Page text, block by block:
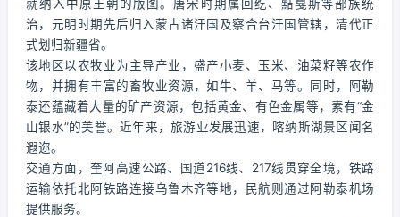
就纳入中原王朝的版图。唐宋时期属回纥、黠戛斯等部族统
治，元明时期先后归入蒙古诸汗国及察合台汗国管辖，清代正
式划归新疆省。
该地区以农牧业为主导产业，盛产小麦、玉米、油菜籽等农作
物，并拥有丰富的畜牧业资源，如牛、羊、马等。同时，阿勒
泰还蕴藏着大量的矿产资源，包括黄金、有色金属等，素有“金
山银水”的美誉。近年来，旅游业发展迅速，喀纳斯湖景区闻名
遐迩。
交通方面，奎阿高速公路、国道216线、217线贯穿全境，铁路
运输依托北阿铁路连接乌鲁木齐等地，民航则通过阿勒泰机场
提供服务。